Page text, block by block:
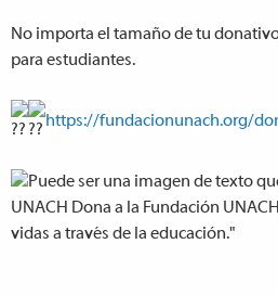
No importa el tamaño de tu
para estudiantes.
https://fundacionunach.org/